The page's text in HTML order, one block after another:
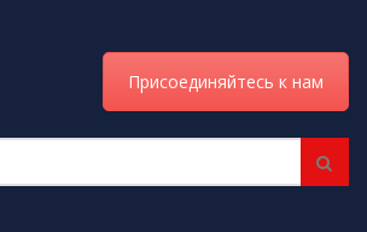
Присоединяйтесь к нам